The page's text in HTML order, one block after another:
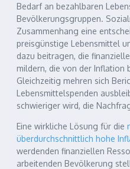
Bedarf an bezahlbaren
Bevölkerungsgruppen.
Zusammenhang eine
preisgünstige Lebensmittel
dazu beitragen, die
mildern, die von der Inflation
Gleichzeitig mehren sich
Lebensmittelspenden
schwieriger wird, die
Eine wirkliche Lösung für die
überdurchschnittlich hohe
werdenden finanziellen
arbeitenden Bevölkerung